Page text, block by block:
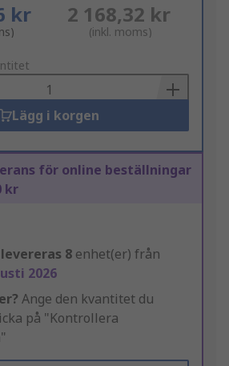
kr 2 168,32 kr
(inkl. moms)
Lägg i korgen
för online beställningar
kr
8 enhet(er) från
2026
Ange den kvantitet du
på "Kontrollera